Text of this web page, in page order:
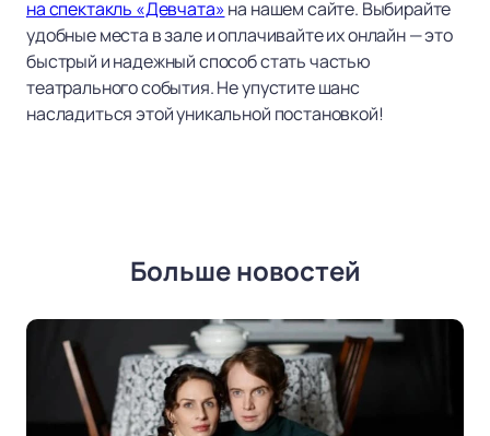
на спектакль «Девчата»на нашем сайте. Выбирайте
удобные места в зале и оплачивайте их онлайн — это
быстрый и надежный способ стать частью
театрального события. Не упустите шанс
насладиться этой уникальной постановкой!
Больше новостей